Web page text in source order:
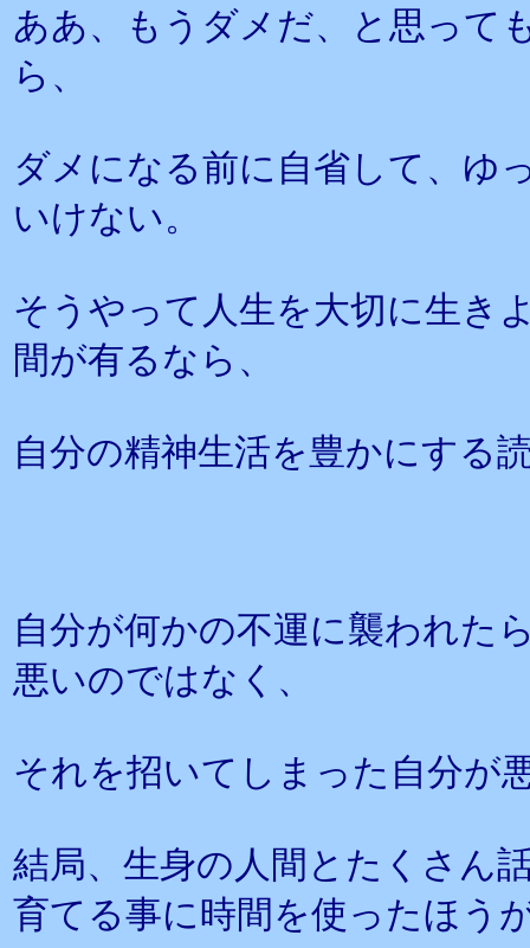
ああ、もうダメだ、と思って
ら、
ダメになる前に自省して、ゆ
いけない。
そうやって人生を大切に生き
間が有るなら、
自分の精神生活を豊かにする
自分が何かの不運に襲われた
悪いのではなく、
それを招いてしまった自分が
結局、生身の人間とたくさん
育てる事に時間を使ったほう